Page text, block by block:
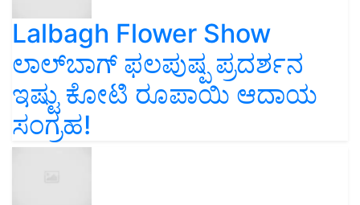
Lalbagh Flower Show
ಲಾಲ್‌ಬಾಗ್ ಫಲಪುಷ್ಪ ಪ್ರದರ್ಶನ
ಇಷ್ಟು ಕೋಟಿ ರೂಪಾಯಿ ಆದಾಯ
ಸಂಗ್ರಹ!